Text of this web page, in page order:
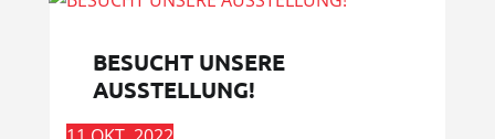
BESUCHT UNSERE
AUSSTELLUNG!